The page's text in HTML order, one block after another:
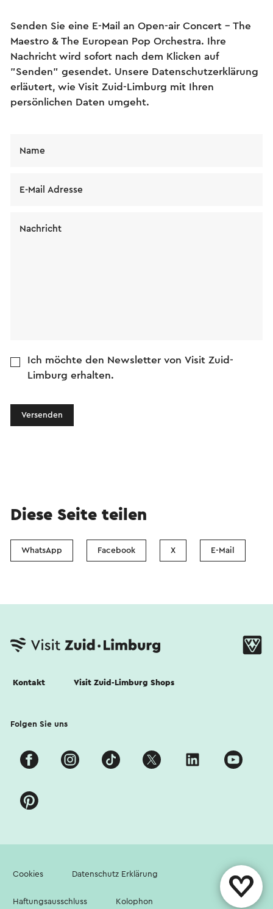
Senden Sie eine E-Mail an Open-air Concert - The
Maestro & The European Pop Orchestra. Ihre
Nachricht wird sofort nach dem Klicken auf
"Senden" gesendet. Unsere Datenschutzerklärung
erläutert, wie Visit Zuid-Limburg mit Ihren
persönlichen Daten umgeht.
Name
E-Mail Adresse
Nachricht
Ich möchte den Newsletter von Visit Zuid-
Limburg erhalten.
Versenden
Diese Seite teilen
WhatsApp Facebook X E-Mail
Kontakt Visit Zuid-Limburg Shops
Folgen Sie uns
Cookies Datenschutz Erklärung
Haftungsausschluss Kolophon